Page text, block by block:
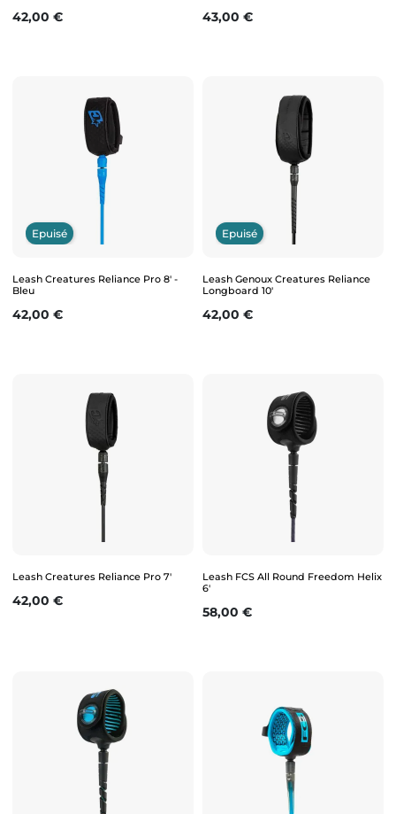
Prix
42,00 € Prix
43,00 €
Epuisé
Leash Creatures Reliance Pro 8' -
Bleu
Prix
42,00 €
Epuisé
Leash Genoux Creatures Reliance
Longboard 10'
Prix
42,00 €
Leash Creatures Reliance Pro 7'
Prix
42,00 €
Leash FCS All Round Freedom Helix
6'
Prix
58,00 €